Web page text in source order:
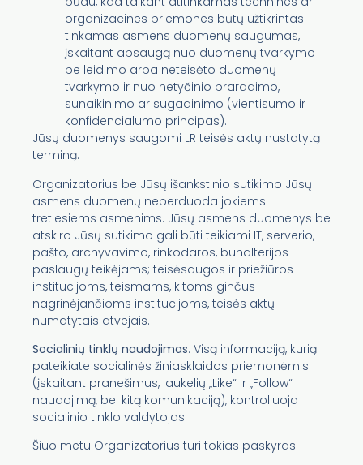
organizacines priemones būtų užtikrintas
tinkamas asmens duomenų saugumas,
įskaitant apsaugą nuo duomenų tvarkymo
be leidimo arba neteisėto duomenų
tvarkymo ir nuo netyčinio praradimo,
sunaikinimo ar sugadinimo (vientisumo ir
konfidencialumo principas).
Jūsų duomenys saugomi LR teisės aktų nustatytą
terminą.
Organizatorius be Jūsų išankstinio sutikimo Jūsų
asmens duomenų neperduoda jokiems
tretiesiems asmenims. Jūsų asmens duomenys be
atskiro Jūsų sutikimo gali būti teikiami IT, serverio,
pašto, archyvavimo, rinkodaros, buhalterijos
paslaugų teikėjams; teisėsaugos ir priežiūros
institucijoms, teismams, kitoms ginčus
nagrinėjančioms institucijoms, teisės aktų
numatytais atvejais.
Socialinių tinklų naudojimas. Visą informaciją, kurią
pateikiate socialinės žiniasklaidos priemonėmis
(įskaitant pranešimus, laukelių „Like“ ir „Follow“
naudojimą, bei kitą komunikaciją), kontroliuoja
socialinio tinklo valdytojas.
Šiuo metu Organizatorius turi tokias paskyras: